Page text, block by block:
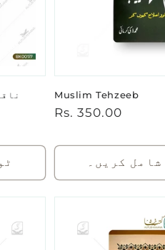
Muslim Tehzeeb
باقاعدہ
Rs. 350.00
شامل کریں۔